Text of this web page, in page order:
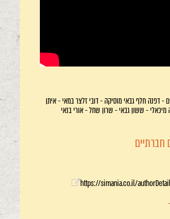
בים 3 פזמונים - דפנה חלף גבאי מוסיקה - דובי זלצר במאי - איתן
- ששון גבאי - שרון שחל - אורי בנאי
חברתיים
https://simania.co.il/